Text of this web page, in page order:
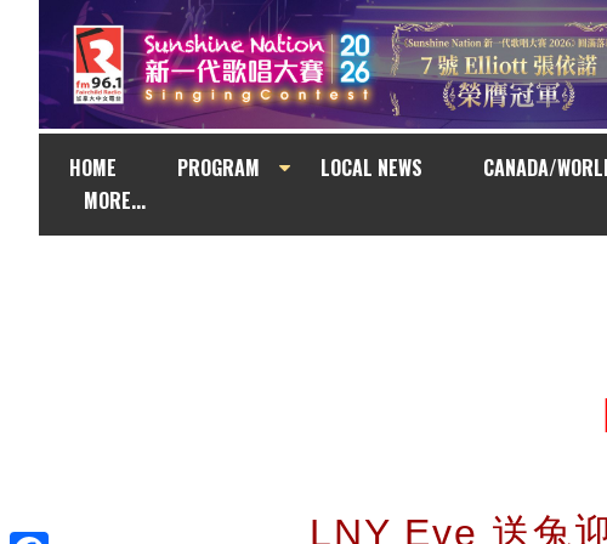
HOME PROGRAM LOCAL NEWS CANADA/
MORE...
LNY Eve 送兔